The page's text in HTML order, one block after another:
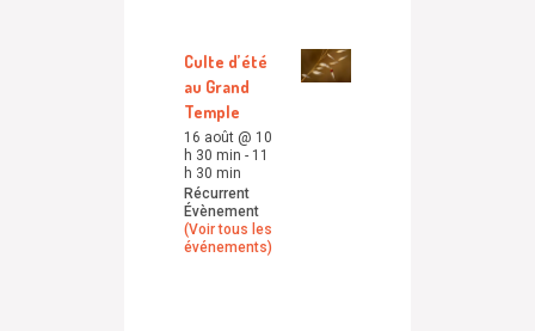
Culte d’été
au Grand
Temple
16 août @ 10
h 30 min - 11
h 30 min
Récurrent
Évènement
(Voir tous les
événements)